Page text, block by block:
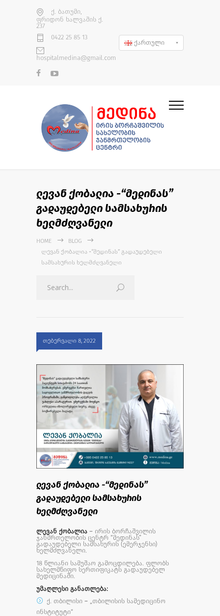
ქ. ბათუმი,
ფრიდონ ხალვაშის ქ.
237
0422 25 85 13
hospitalmedina@gmail.com
ქართული
ლევან ქობალია -“მედინას”
გადაუდებელი სამსახურის
ხელმძღვანელი
HOME
BLOG
ᲚᲔᲕᲐᲜ ᲥᲝᲑᲐᲚᲘᲐ -“ᲛᲔᲓᲘᲜᲐᲡ” ᲒᲐᲓᲐᲣᲓᲔᲑᲔᲚᲘ
ᲡᲐᲛᲡᲐᲮᲣᲠᲘᲡ ᲮᲔᲚᲛᲫᲦᲕᲐᲜᲔᲚᲘ
თებერვალი 8, 2022
ლევან ქობალია -“მედინას”
გადაუდებელი სამსახურის
ხელმძღვანელი
ლევან ქობალია – ირის ბორჩაშვილის
ჯანმრთელობის ცენტრ “მედინას”
გადაუდებელი სამსახურის (ემერჯენსი)
ხელმძღვანელი.
18 წლიანი სამუშაო გამოცდილება. ფლობს
სახელმწიფო სერთიფიკატს გადაუდებელ
მედიცინაში.
უმაღლესი განათლება:
ქ. თბილისი – „თბილისის სამედიცინო
ინსტიტუტი“